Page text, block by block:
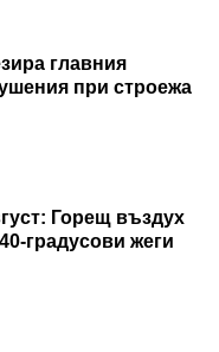
главния
при строежа
Горещ въздух
градусови жеги